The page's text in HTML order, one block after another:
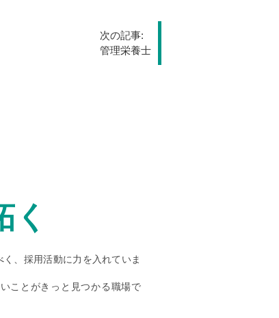
次の記事:
管理栄養士
く
、採用活動に力を入れていま
ことがきっと見つかる職場で